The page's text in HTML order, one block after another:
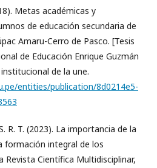
Metas académicas y
de educación secundaria de
Amaru-Cerro de Pasco. [Tesis
de Educación Enrique Guzmán
de la une.
entities/publication/8d0214e5-
R. T. (2023). La importancia de la
formación integral de los
Revista Científica Multidisciplinar,